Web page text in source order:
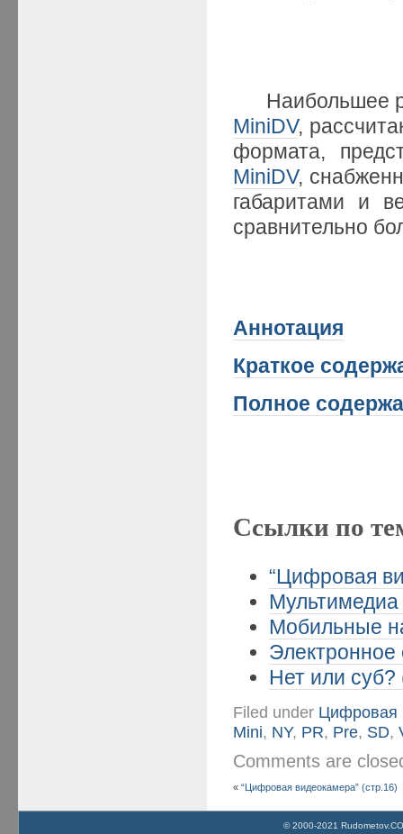
Наибольшее
MiniDV,
формата,
MiniDV,
габаритами и
сравнительно
Аннотация
Краткое
Полное
Ссылки по
“Цифровая
Мультимедиа
Мобильные
Нет или суб?
Filed under Цифровая
Mini, NY, PR, Pre, SD,
Comments are
«“Цифровая видеокамера” (стр.16)
© 2000-2021